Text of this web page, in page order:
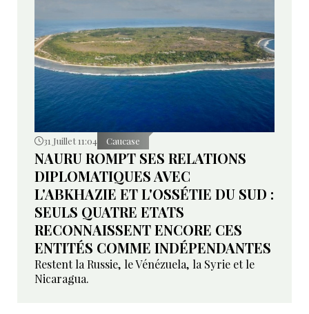
31 Juillet 11:04 Caucase
NAURU ROMPT SES RELATIONS
DIPLOMATIQUES AVEC
L'ABKHAZIE ET L'OSSÉTIE DU SUD :
SEULS QUATRE ETATS
RECONNAISSENT ENCORE CES
ENTITÉS COMME INDÉPENDANTES
Restent la Russie, le Vénézuela, la Syrie et le
Nicaragua.